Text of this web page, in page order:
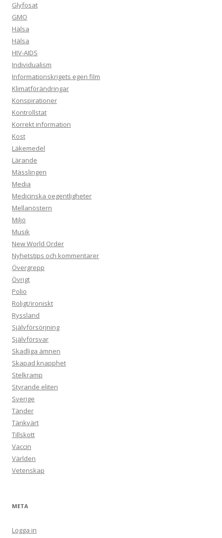
Glyfosat
GMO
Hälsa
Hälsa
HIV-AIDS
Individualism
Informationskrigets egen film
Klimatförändringar
Konspirationer
Kontrollstat
Korrekt information
Kost
Läkemedel
Lärande
Mässlingen
Media
Medicinska oegentligheter
Mellanöstern
Miljö
Musik
New World Order
Nyhetstips och kommentarer
Övergrepp
Övrigt
Polio
Roligt/ironiskt
Ryssland
Självförsörjning
Självförsvar
Skadliga ämnen
Skapad knapphet
Stelkramp
Styrande eliten
Sverige
Tänder
Tänkvärt
Tillskott
Vaccin
Världen
Vetenskap
META
Logga in